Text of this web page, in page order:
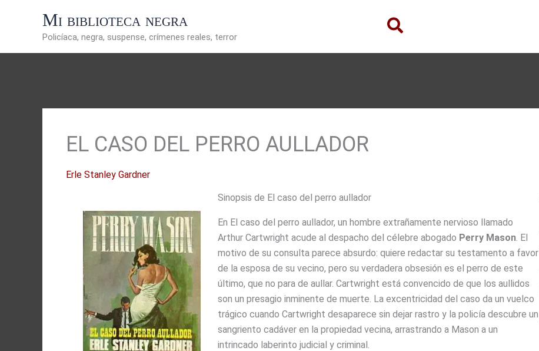
Mi biblioteca negra
Policíaca, negra, suspense, crímenes reales, terror
EL CASO DEL PERRO AULLADOR
Erle Stanley Gardner
Sinopsis de El caso del perro aullador
En El caso del perro aullador, un hombre extrañamente nervioso llamado
Arthur Cartwright acude al despacho del célebre abogado Perry Mason. El
motivo de su consulta parece absurdo: quiere redactar su testamento a favor
de la esposa de su vecino, pero su verdadera obsesión es el perro de este
último, que no para de aullar. Cartwright está convencido de que los aullidos
son un presagio inminente de muerte. La excentricidad del caso da un vuelco
trágico cuando Cartwright desaparece sin dejar rastro y la policía descubre un
sangriento cadáver en la propiedad vecina, arrastrando a Mason a un
intrincado laberinto judicial y criminal.